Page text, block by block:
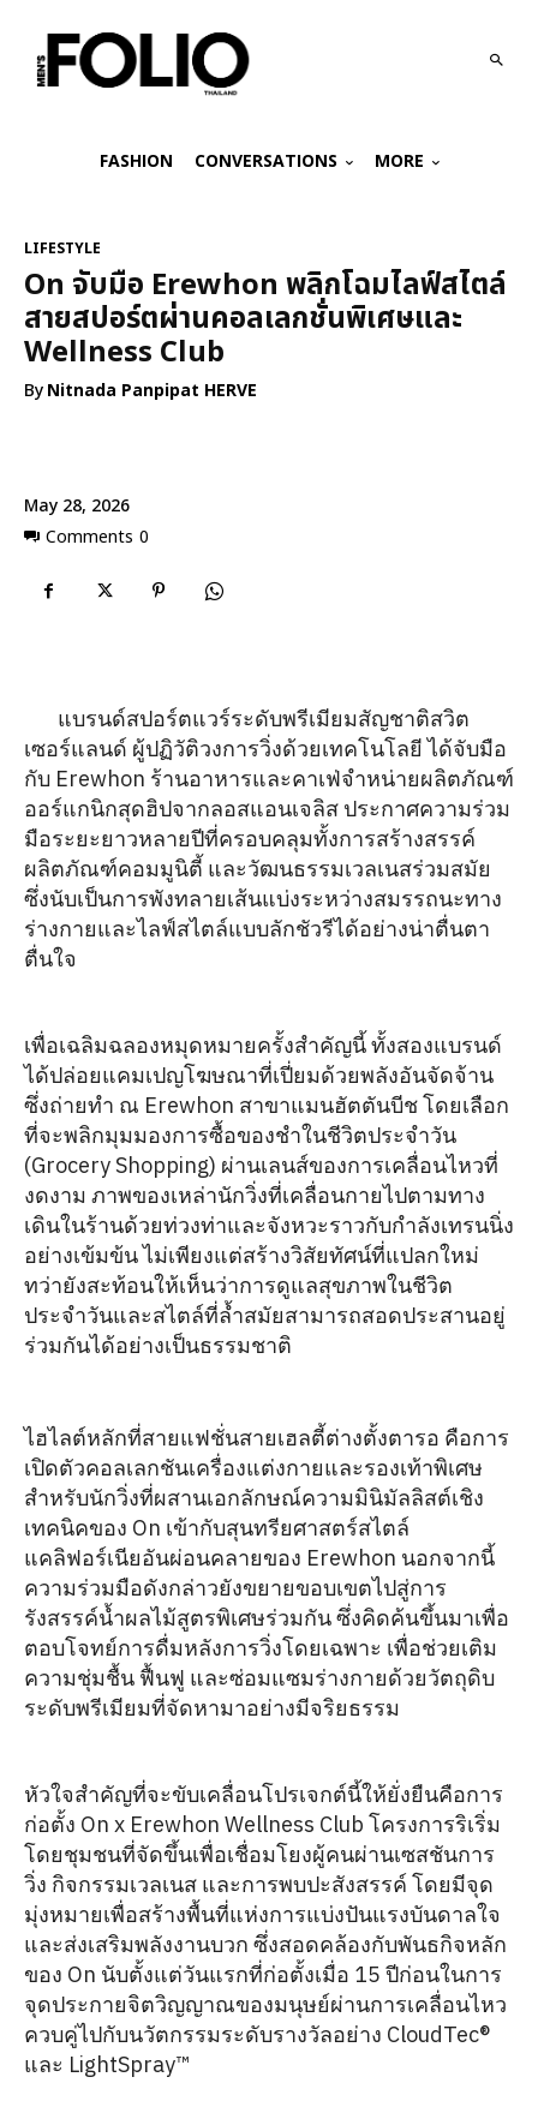
FASHION CONVERSATIONS MORE
May 28, 2026
Comments 0
LIFESTYLE
On จับมือ Erewhon พลิกโฉมไลฟ์สไตล์
สายสปอร์ตผ่านคอลเลกชั่นพิเศษและ
Wellness Club
ByNitnada Panpipat HERVE
แบรนด์สปอร์ตแวร์ระดับพรีเมียมสัญชาติสวิต
เซอร์แลนด์ ผู้ปฏิวัติวงการวิ่งด้วยเทคโนโลยี ได้จับมือ
กับ Erewhon ร้านอาหารและคาเฟ่จำหน่ายผลิตภัณฑ์
ออร์แกนิกสุดฮิปจากลอสแอนเจลิส ประกาศความร่วม
มือระยะยาวหลายปีที่ครอบคลุมทั้งการสร้างสรรค์
ผลิตภัณฑ์คอมมูนิตี้ และวัฒนธรรมเวลเนสร่วมสมัย
ซึ่งนับเป็นการพังทลายเส้นแบ่งระหว่างสมรรถนะทาง
ร่างกายและไลฟ์สไตล์แบบลักชัวรีได้อย่างน่าตื่นตา
ตื่นใจ
เพื่อเฉลิมฉลองหมุดหมายครั้งสำคัญนี้ ทั้งสองแบรนด์
ได้ปล่อยแคมเปญโฆษณาที่เปี่ยมด้วยพลังอันจัดจ้าน
ซึ่งถ่ายทำ ณ Erewhon สาขาแมนฮัตตันบีช โดยเลือก
ที่จะพลิกมุมมองการซื้อของชำในชีวิตประจำวัน
(Grocery Shopping) ผ่านเลนส์ของการเคลื่อนไหวที่
งดงาม ภาพของเหล่านักวิ่งที่เคลื่อนกายไปตามทาง
เดินในร้านด้วยท่วงท่าและจังหวะราวกับกำลังเทรนนิ่ง
อย่างเข้มข้น ไม่เพียงแต่สร้างวิสัยทัศน์ที่แปลกใหม่
ทว่ายังสะท้อนให้เห็นว่าการดูแลสุขภาพในชีวิต
ประจำวันและสไตล์ที่ล้ำสมัยสามารถสอดประสานอยู่
ร่วมกันได้อย่างเป็นธรรมชาติ
ไฮไลต์หลักที่สายแฟชั่นสายเฮลตี้ต่างตั้งตารอ คือการ
เปิดตัวคอลเลกชันเครื่องแต่งกายและรองเท้าพิเศษ
สำหรับนักวิ่งที่ผสานเอกลักษณ์ความมินิมัลลิสต์เชิง
เทคนิคของ On เข้ากับสุนทรียศาสตร์สไตล์
แคลิฟอร์เนียอันผ่อนคลายของ Erewhon นอกจากนี้
ความร่วมมือดังกล่าวยังขยายขอบเขตไปสู่การ
รังสรรค์น้ำผลไม้สูตรพิเศษร่วมกัน ซึ่งคิดค้นขึ้นมาเพื่อ
ตอบโจทย์การดื่มหลังการวิ่งโดยเฉพาะ เพื่อช่วยเติม
ความชุ่มชื้น ฟื้นฟู และซ่อมแซมร่างกายด้วยวัตถุดิบ
ระดับพรีเมียมที่จัดหามาอย่างมีจริยธรรม
หัวใจสำคัญที่จะขับเคลื่อนโปรเจกต์นี้ให้ยั่งยืนคือการ
ก่อตั้ง On x Erewhon Wellness Club โครงการริเริ่ม
โดยชุมชนที่จัดขึ้นเพื่อเชื่อมโยงผู้คนผ่านเซสชันการ
วิ่ง กิจกรรมเวลเนส และการพบปะสังสรรค์ โดยมีจุด
มุ่งหมายเพื่อสร้างพื้นที่แห่งการแบ่งปันแรงบันดาลใจ
และส่งเสริมพลังงานบวก ซึ่งสอดคล้องกับพันธกิจหลัก
ของ On นับตั้งแต่วันแรกที่ก่อตั้งเมื่อ 15 ปีก่อนในการ
จุดประกายจิตวิญญาณของมนุษย์ผ่านการเคลื่อนไหว
ควบคู่ไปกับนวัตกรรมระดับรางวัลอย่าง CloudTec®
และ LightSpray™